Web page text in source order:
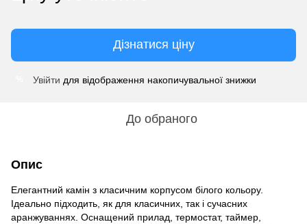
Дізнатися ціну
Увійти для відображення накопичувальної знижки
До обраного
Опис
Елегантний камін з класичним корпусом білого кольору.
Ідеально підходить, як для класичних, так і сучасних
аранжуваннях. Оснащений прилад, термостат, таймер,